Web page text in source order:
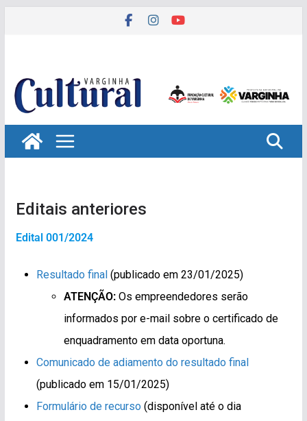
Editais anteriores
Edital 001/2024
Resultado final(publicado em 23/01/2025)
ATENÇÃO:Os empreendedores serão
informados por e-mail sobre o certificado de
enquadramento em data oportuna.
Comunicado de adiamento do resultado final
(publicado em 15/01/2025)
Formulário de recurso(disponível até o dia